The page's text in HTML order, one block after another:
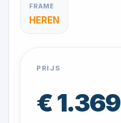
FRAME
HEREN
PRIJS
€ 1.369